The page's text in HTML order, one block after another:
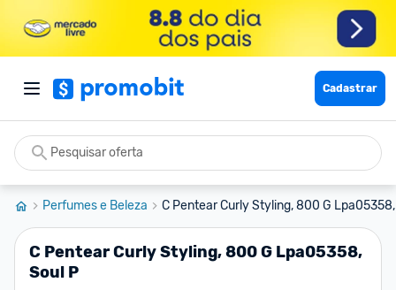
Cadastrar
Perfumes e Beleza C Pentear Curly Styling, 800 G
C Pentear Curly Styling, 800 G Lpa05358,
Soul P